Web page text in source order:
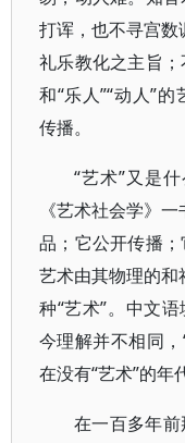
打诨，也不寻宫数
礼乐教化之主旨
和“乐人”“动人”
传播。
“艺术”又是
《艺术社会学》
品；它公开传播
艺术由其物理的和
种“艺术”。中文
今理解并不相同，
在没有“艺术”的年
在一百多年